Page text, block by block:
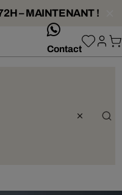
– MAINTENANT !
Contact